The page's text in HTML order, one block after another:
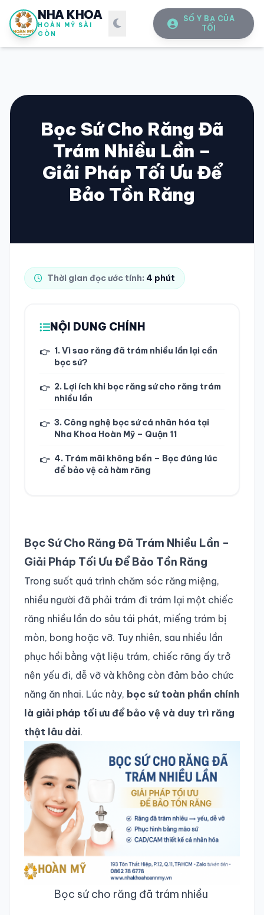
NHA KHOA
HOÀN MỸ SÀI
GÒN
SỔ Y BẠ CỦA
TÔI
SỔ Y BẠĐIỆN TỬ
Vui lòng đăng nhập bằng Số điện thoại đã đăng ký.
Bọc Sứ Cho Răng Đã
Trám Nhiều Lần –
Giải Pháp Tối Ưu Để
Bảo Tồn Răng
Thời gian đọc ước tính: 4 phút
NỘI DUNG CHÍNH
👉 1. Vì sao răng đã trám nhiều lần lại cần
bọc sứ?
👉 2. Lợi ích khi bọc răng sứ cho răng trám
nhiều lần
👉 3. Công nghệ bọc sứ cá nhân hóa tại
Nha Khoa Hoàn Mỹ – Quận 11
👉 4. Trám mãi không bền – Bọc đúng lúc
để bảo vệ cả hàm răng
Bọc Sứ Cho Răng Đã Trám Nhiều Lần –
Giải Pháp Tối Ưu Để Bảo Tồn Răng
Trong suốt quá trình chăm sóc răng miệng,
nhiều người đã phải trám đi trám lại một chiếc
răng nhiều lần do sâu tái phát, miếng trám bị
mòn, bong hoặc vỡ. Tuy nhiên, sau nhiều lần
phục hồi bằng vật liệu trám, chiếc răng ấy trở
nên yếu đi, dễ vỡ và không còn đảm bảo chức
năng ăn nhai. Lúc này, bọc sứ toàn phần chính
là giải pháp tối ưu để bảo vệ và duy trì răng
thật lâu dài.
Bọc sứ cho răng đã trám nhiều